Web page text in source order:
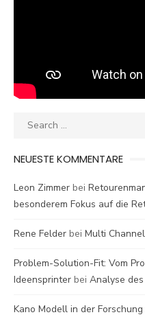
Search
NEUESTE KOMMENTARE
Leon Zimmer bei
besonderem Fokus auf die
Rene Felder bei Multi
Problem-Solution-Fit: Vom
Ideensprinter bei Analyse
Kano Modell in der